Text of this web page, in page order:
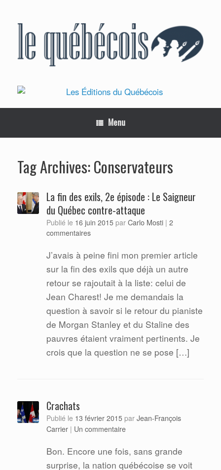
Menu
Tag Archives:Conservateurs
La fin des exils, 2e épisode : Le Saigneur
du Québec contre-attaque
Publié le 16 juin 2015 par Carlo Mosti| 2
commentaires
J’avais à peine fini mon premier article
sur la fin des exils que déjà un autre
retour se rajoutait à la liste: celui de
Jean Charest! Je me demandais la
question à savoir si le retour du pianiste
de Morgan Stanley et du Staline des
pauvres étaient vraiment pertinents. Je
crois que la question ne se pose […]
Crachats
Publié le 13 février 2015 par Jean-François
Carrier| Un commentaire
Bon. Encore une fois, sans grande
surprise, la nation québécoise se voit